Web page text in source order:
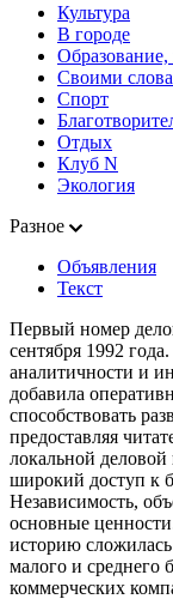
Культура
В городе
Образование,
Своими
Спорт
Отдых
Клуб N
Экология
Разное
Объявления
Текст
Первый номер
сентября 1992
аналитичности и
добавила
способствовать
предоставляя
локальной
широкий доступ к
Независимость,
основные
историю
малого и среднего
коммерческих